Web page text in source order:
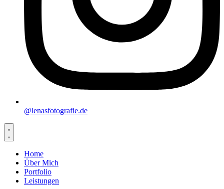
@lenasfotografie.de
Home
Über Mich
Portfolio
Leistungen